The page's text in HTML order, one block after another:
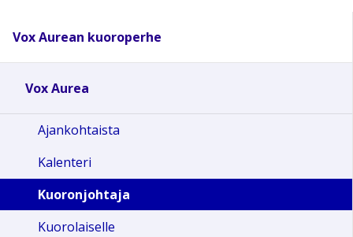
Vox Aurean kuoroperhe
Vox Aurea
Ajankohtaista
Kalenteri
Kuoronjohtaja
Kuorolaiselle